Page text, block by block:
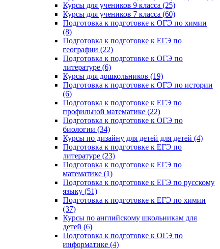
Курсы для учеников 9 класса (25)
Курсы для учеников 7 класса (60)
Подготовка к подготовке к ОГЭ по химии
(8)
Подготовка к подготовке к ЕГЭ по
географии (22)
Подготовка к подготовке к ОГЭ по
литературе (6)
Курсы для дошкольников (19)
Подготовка к подготовке к ОГЭ по истории
(6)
Подготовка к подготовке к ЕГЭ по
профильной математике (22)
Подготовка к подготовке к ОГЭ по
биологии (34)
Курсы по дизайну для детей для детей (4)
Подготовка к подготовке к ЕГЭ по
литературе (23)
Подготовка к подготовке к ЕГЭ по
математике (1)
Подготовка к подготовке к ЕГЭ по русскому
языку (51)
Подготовка к подготовке к ЕГЭ по химии
(37)
Курсы по английскому школьникам для
детей (6)
Подготовка к подготовке к ОГЭ по
информатике (4)